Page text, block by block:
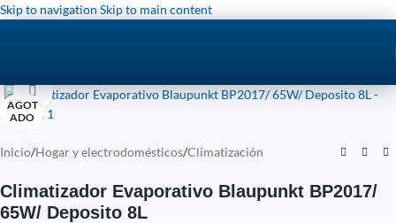
Skip to navigation Skip to main content
AGOT
ADO
Click to enlarge
Inicio/Hogar y electrodomésticos/Climatización
Climatizador Evaporativo Blaupunkt BP2017/
65W/ Deposito 8L